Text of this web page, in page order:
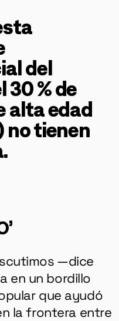
del
30 % de
alta edad
no tienen
—dice
en un bordillo
que ayudó
la frontera entre